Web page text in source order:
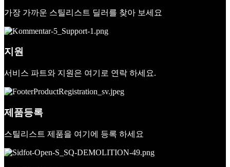
가장 가까운 스틸리스트 딜러를 찾아 보세요
지원
서비스 파트와 지원은 여기로 연락 하세요.
제품등록
스틸리스트 제품을 여기에 등록 하세요